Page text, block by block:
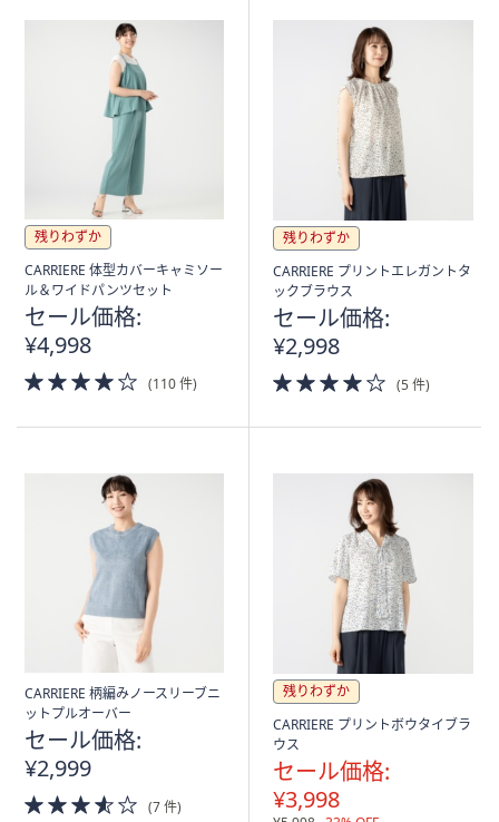
残りわずか
CARRIERE 体型カバーキャミソー
ル＆ワイドパンツセット
セール価格:
¥4,998
4.0
of
(110 件)
残りわずか
CARRIERE プリントエレガントタ
ックブラウス
セール価格:
¥2,998
4.0
of
(5 件)
CARRIERE 柄編みノースリーブニ
ットプルオーバー
セール価格:
¥2,999
3.5
(7 件)
残りわずか
CARRIERE プリントボウタイブラ
ウス
セール価格:
¥3,998